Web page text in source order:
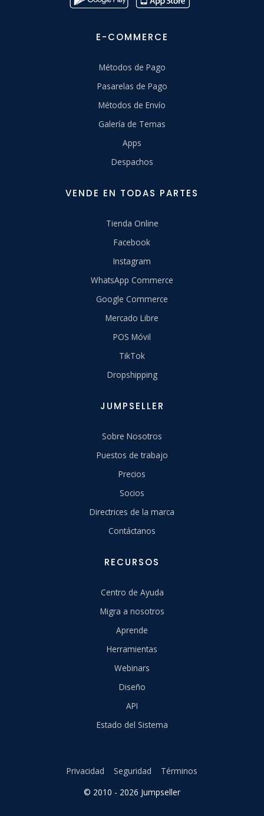
E-COMMERCE
Métodos de Pago
Pasarelas de Pago
Métodos de Envío
Galería de Temas
Apps
Despachos
VENDE EN TODAS PARTES
Tienda Online
Facebook
Instagram
WhatsApp Commerce
Google Commerce
Mercado Libre
POS Móvil
TikTok
Dropshipping
JUMPSELLER
Sobre Nosotros
Puestos de trabajo
Precios
Socios
Directrices de la marca
Contáctanos
RECURSOS
Centro de Ayuda
Migra a nosotros
Aprende
Herramientas
Webinars
Diseño
API
Estado del Sistema
© 2010 - 2026 Jumpseller
Privacidad Seguridad Términos